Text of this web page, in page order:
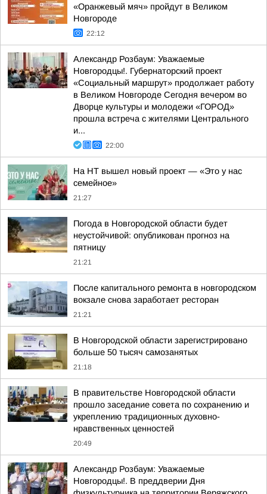
«Оранжевый мяч» пройдут в Великом
Новгороде
22:12
Александр Розбаум: Уважаемые
Новгородцы!. Губернаторский проект
«Социальный маршрут» продолжает работу
в Великом Новгороде Сегодня вечером во
Дворце культуры и молодежи «ГОРОД»
прошла встреча с жителями Центрального
и...
22:00
На НТ вышел новый проект — «Это у нас
семейное»
21:27
Погода в Новгородской области будет
неустойчивой: опубликован прогноз на
пятницу
21:21
После капитального ремонта в новгородском
вокзале снова заработает ресторан
21:21
В Новгородской области зарегистрировано
больше 50 тысяч самозанятых
21:18
В правительстве Новгородской области
прошло заседание совета по сохранению и
укреплению традиционных духовно-
нравственных ценностей
20:49
Александр Розбаум: Уважаемые
Новгородцы!. В преддверии Дня